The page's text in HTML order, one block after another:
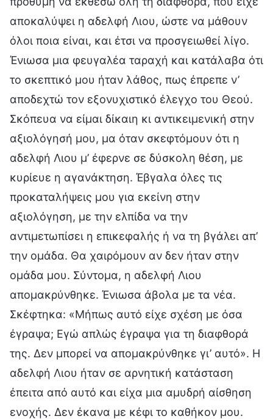
αποκαλύψει η αδελφή Λιου, ώστε να μάθουν
όλοι ποια είναι, και έτσι να προσγειωθεί λίγο.
Ένιωσα μια φευγαλέα ταραχή και κατάλαβα ότι
το σκεπτικό μου ήταν λάθος, πως έπρεπε ν’
αποδεχτώ τον εξονυχιστικό έλεγχο του Θεού.
Σκόπευα να είμαι δίκαιη κι αντικειμενική στην
αξιολόγησή μου, μα όταν σκεφτόμουν ότι η
αδελφή Λιου μ’ έφερνε σε δύσκολη θέση, με
κυρίευε η αγανάκτηση. Έβγαλα όλες τις
προκαταλήψεις μου για εκείνη στην
αξιολόγηση, με την ελπίδα να την
αντιμετωπίσει η επικεφαλής ή να τη βγάλει απ’
την ομάδα. Θα χαιρόμουν αν δεν ήταν στην
ομάδα μου. Σύντομα, η αδελφή Λιου
απομακρύνθηκε. Ένιωσα άβολα με τα νέα.
Σκέφτηκα: «Μήπως αυτό είχε σχέση με όσα
έγραψα; Εγώ απλώς έγραψα για τη διαφθορά
της. Δεν μπορεί να απομακρύνθηκε γι’ αυτό». Η
αδελφή Λιου ήταν σε αρνητική κατάσταση
έπειτα από αυτό και είχα μια αμυδρή αίσθηση
ενοχής. Δεν έκανα με κέφι το καθήκον μου.